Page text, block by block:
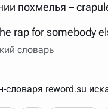
присутствовать
пробел "поэт".
перетаскивая
похмелья –
rap for somebody
словарь
reword.su